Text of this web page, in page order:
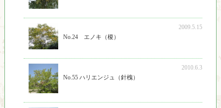
2009.5.15
No.24 エノキ（榎）
2010.6.3
No.55 ハリエンジュ（針槐）